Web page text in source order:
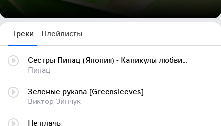
Треки Плейлисты
Сестры Пинац (Япония) - Каникулы любви (2.45 Мб)
Пинац
Зеленые рукава [Greensleeves]
Виктор Зинчук
Не плачь